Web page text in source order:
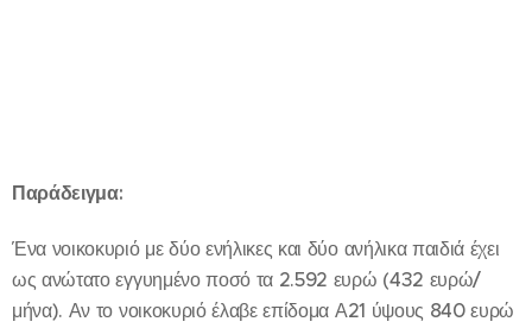
Παράδειγμα:
Ένα νοικοκυριό με δύο ενήλικες και δύο ανήλικα παιδιά έχει
ως ανώτατο εγγυημένο ποσό τα 2.592 ευρώ (432 ευρώ/
μήνα). Αν το νοικοκυριό έλαβε επίδομα Α21 ύψους 840 ευρώ